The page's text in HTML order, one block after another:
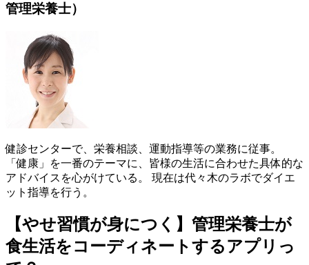
管理栄養士）
健診センターで、栄養相談、運動指導等の業務に従事。
「健康」を一番のテーマに、皆様の生活に合わせた具体的な
アドバイスを心がけている。 現在は代々木のラボでダイエ
ット指導を行う。
【やせ習慣が身につく】管理栄養士が
食生活をコーディネートするアプリっ